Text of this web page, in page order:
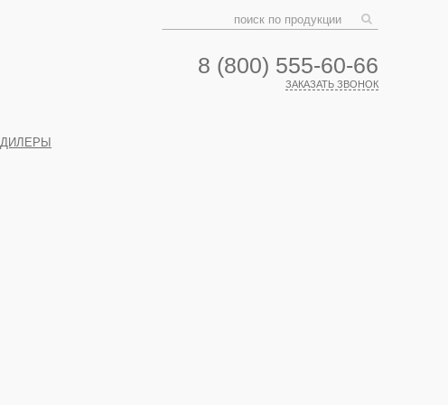
8 (800) 555-60-66
ЗАКАЗАТЬ ЗВОНОК